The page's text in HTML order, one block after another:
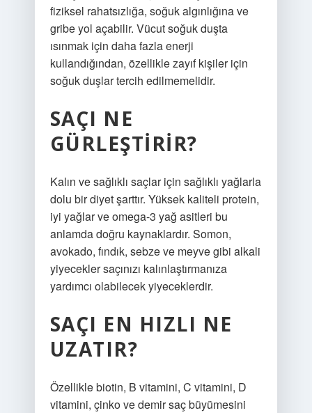
fiziksel rahatsızlığa, soğuk algınlığına ve
gribe yol açabilir. Vücut soğuk duşta
ısınmak için daha fazla enerji
kullandığından, özellikle zayıf kişiler için
soğuk duşlar tercih edilmemelidir.
SAÇI NE
GÜRLEŞTIRIR?
Kalın ve sağlıklı saçlar için sağlıklı yağlarla
dolu bir diyet şarttır. Yüksek kaliteli protein,
iyi yağlar ve omega-3 yağ asitleri bu
anlamda doğru kaynaklardır. Somon,
avokado, fındık, sebze ve meyve gibi alkali
yiyecekler saçınızı kalınlaştırmanıza
yardımcı olabilecek yiyeceklerdir.
SAÇI EN HIZLI NE
UZATIR?
Özellikle biotin, B vitamini, C vitamini, D
vitamini, çinko ve demir saç büyümesini